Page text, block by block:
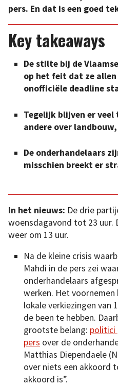
pers. En dat is een goed
Key takeaways
De stilte bij de
op het feit dat ze
onofficiële deadline
Tegelijk blijven er
andere over
De onderhandelaars
misschien breekt er
In het nieuws: De drie
woensdagavond tot 23 uur.
weer om 13 uur.
Na de kleine crisis
Mahdi in de pers zei
onderhandelaars
werken. Het
lokale verkiezingen van
de been te hebben.
grootste belang: politici
pers over de
Matthias Diependaele
over niets een akkoord
akkoord is”.